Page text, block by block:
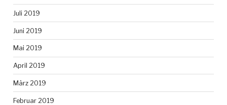
Juli 2019
Juni 2019
Mai 2019
April 2019
März 2019
Februar 2019